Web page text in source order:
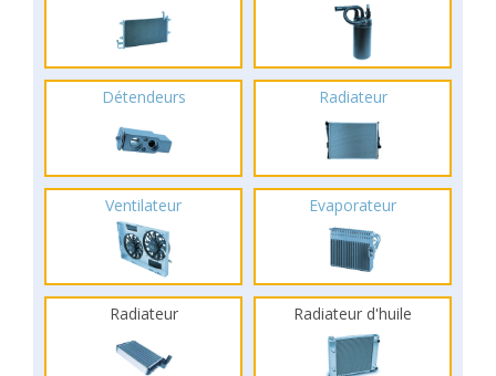
Détendeurs Radiateur
Ventilateur Evaporateur
Radiateur Radiateur d'huile